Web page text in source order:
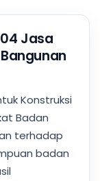
Jasa
Konstruksi
Badan
terhadap
badan